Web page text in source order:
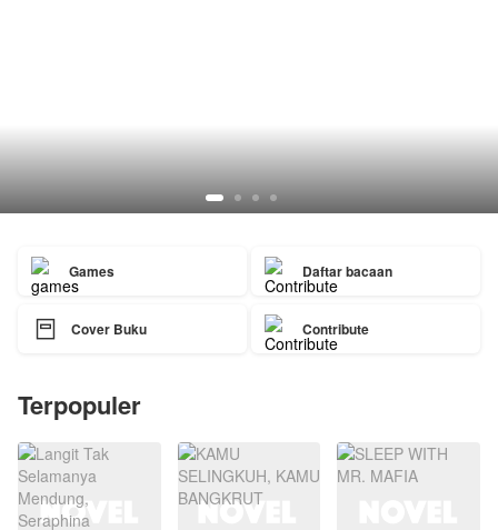
Games Daftar bacaan
 Cover Buku Contribute
Terpopuler